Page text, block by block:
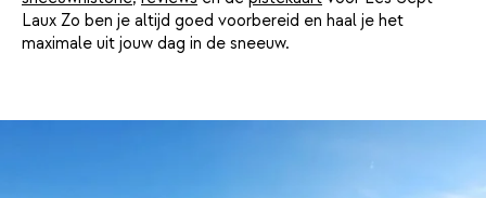
Laux Zo ben je altijd goed voorbereid en haal je het
maximale uit jouw dag in de sneeuw.